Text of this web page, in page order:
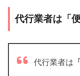
代行業者は「
代行業者は